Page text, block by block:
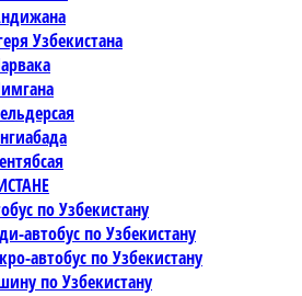
Узбекистана
по Узбекистану
автобус по Узбекистану
автобус по Узбекистану
по Узбекистану